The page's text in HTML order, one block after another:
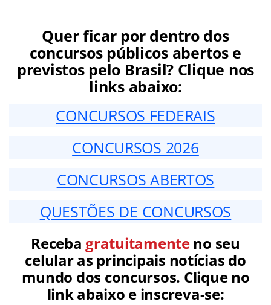
Quer ficar por dentro dos
concursos públicos abertos e
previstos pelo Brasil? Clique nos
links abaixo:
CONCURSOS FEDERAIS
CONCURSOS 2026
CONCURSOS ABERTOS
QUESTÕES DE CONCURSOS
Receba gratuitamenteno seu
celular as principais notícias do
mundo dos concursos. Clique no
link abaixo e inscreva-se: